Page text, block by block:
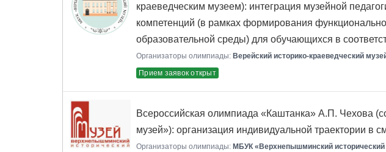
краеведческим музеем): интеграция музейной
компетенций (в рамках формирования
образовательной среды) для обучающихся в
Организаторы олимпиады: Верейский историко-краеведческий
Прием заявок открыт
Всероссийская олимпиада «Каштанка» А.П. Чехова
музей»): организация индивидуальной траектории в
Организаторы олимпиады: МБУК «Верхнепышминский исторический